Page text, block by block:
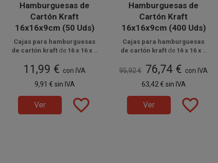
Hamburguesas de
Cartón Kraft
16x16x9cm (50 Uds)
Cajas para hamburguesas
de cartón kraft de 16 x 16 x 9
resistentes yreciclables
ideales para hamburguesas y
comida para llevar en negocios
dehostelería
paquetes de 50 unidades.
11,99 € con IVA
9,91 € sin IVA
Ver favorite_border
Hamburguesas de
Cartón Kraft
16x16x9cm (400 Uds)
Cajas para hamburguesas
de cartón kraft de 16 x 16 x 9
resistentes yreciclables,
ideales para hamburguesas,
sándwiches y comida para
llevar enhostelería
de 400 unidades, distribuidas
en 8 paquetes de 50 unidades.
95,92 € 76,74 € con IVA
63,42 € sin IVA
Ver favorite_border